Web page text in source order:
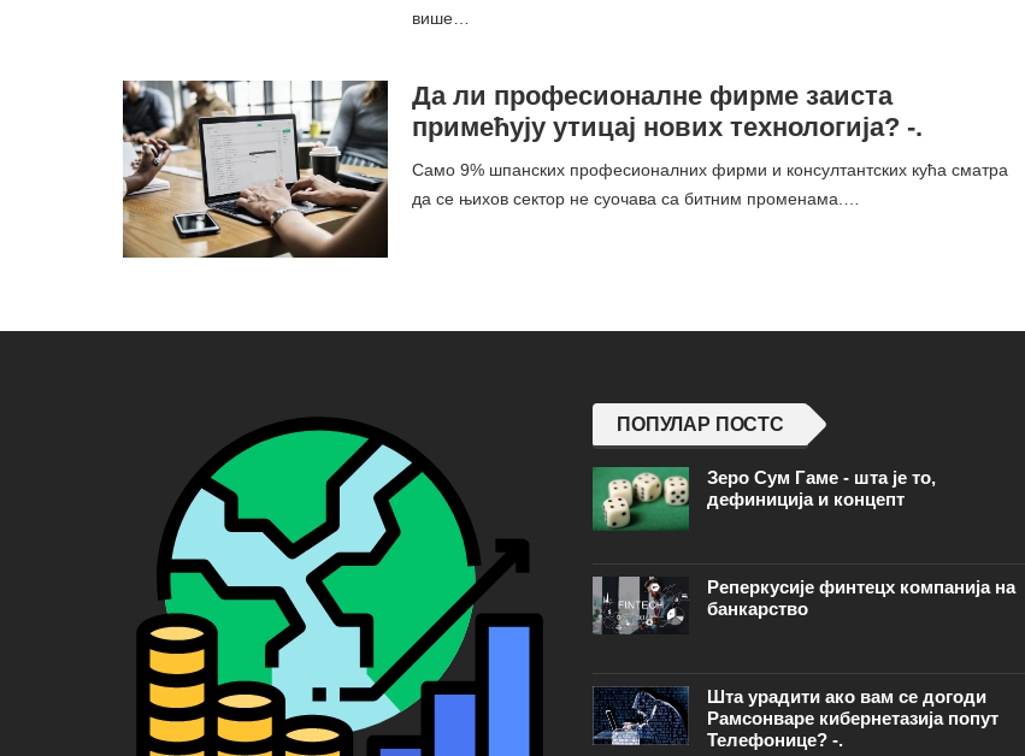
више…
Да ли професионалне фирме заиста
примећују утицај нових технологија? -.
Само 9% шпанских професионалних фирми и консултантских кућа сматра
да се њихов сектор не суочава са битним променама.…
ПОПУЛАР ПОСТС
Зеро Сум Гаме - шта је то,
дефиниција и концепт
Реперкусије финтецх компанија на
банкарство
Шта урадити ако вам се догоди
Рамсонваре кибернетазија попут
Телефонице? -.